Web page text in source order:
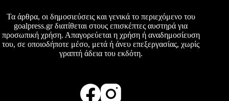
Τα άρθρα, οι δημοσιεύσεις και γενικά το περιεχόμενο του
goalpress.gr διατίθεται στους επισκέπτες αυστηρά για
προσωπική χρήση. Απαγορεύεται η χρήση ή αναδημοσίευση
του, σε οποιοδήποτε μέσο, μετά ή άνευ επεξεργασίας, χωρίς
γραπτή άδεια του εκδότη.